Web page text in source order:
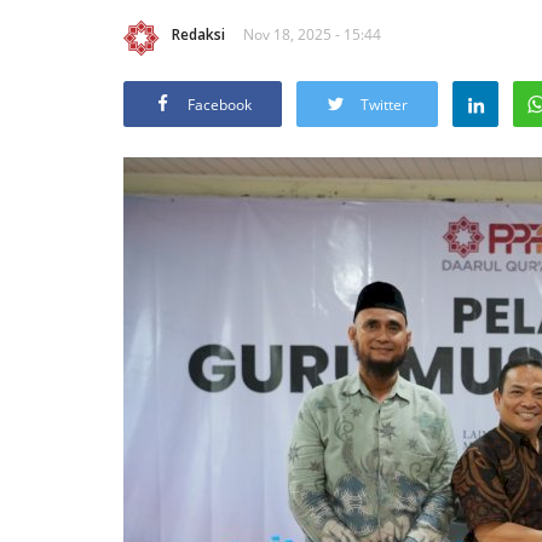
Redaksi Nov 18, 2025 - 15:44
Facebook Twitter